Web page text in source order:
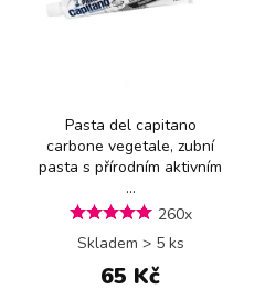
Pasta del capitano
carbone vegetale, zubní
pasta s přírodním aktivním
...
260x
Skladem > 5 ks
65 Kč